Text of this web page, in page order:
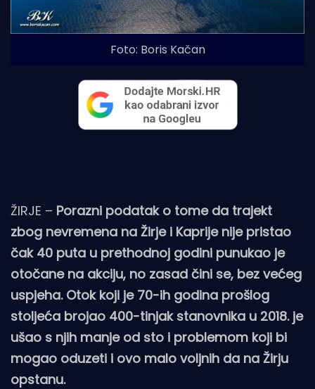
Foto: Boris Kačan
ŽIRJE – Porazni podatak o tome da trajekt
zbog nevremena na Žirje i Kaprije nije pristao
čak 40 puta u prethodnoj godini punukao je
otočane na akciju, no zasad čini se, bez većeg
uspjeha. Otok koji je 70-ih godina prošlog
stoljeća brojao 400-tinjak stanovnika u 2018. je
ušao s njih manje od sto i problemom koji bi
mogao oduzeti i ovo malo voljnih da na Žirju
opstanu.